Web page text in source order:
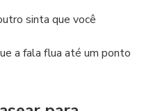
sinta que você
a fala flua até um ponto